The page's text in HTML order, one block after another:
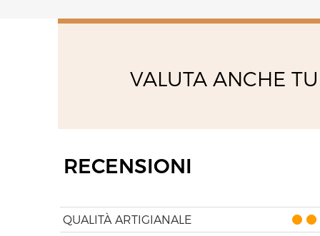
VALUTA ANCHE
RECENSIONI
QUALITÀ ARTIGIANALE